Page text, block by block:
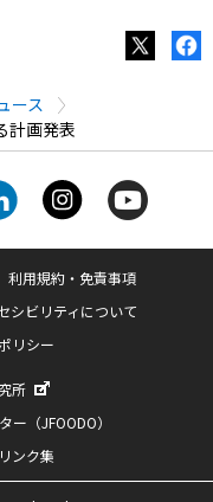
ース
計画発表
利用規約・免責事項
シビリティについて
リシー
所
（JFOODO）
ンク集